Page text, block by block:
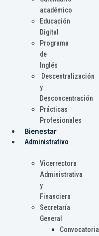
académico
Educación
Digital
Programa
de
Inglés
Descentralización
y
Desconcentración
Prácticas
Profesionales
Bienestar
Administrativo
Vicerrectora
Administrativa
y
Financiera
Secretaría
General
Convocatoria